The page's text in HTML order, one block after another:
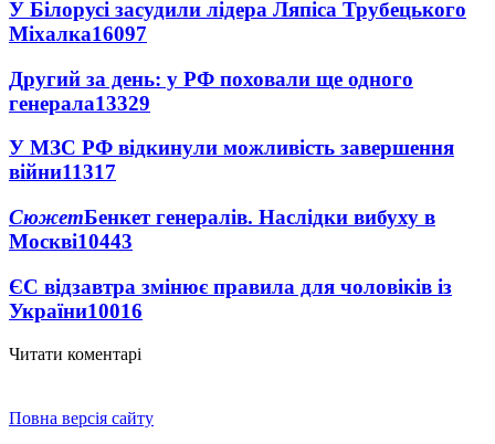
У Білорусі засудили лідера Ляпіса Трубецького
Міхалка16097
Другий за день: у РФ поховали ще одного
генерала13329
У МЗС РФ відкинули можливість завершення
війни11317
СюжетБенкет генералів. Наслідки вибуху в
Москві10443
ЄС відзавтра змінює правила для чоловіків із
України10016
Читати коментарі
Повна версія сайту